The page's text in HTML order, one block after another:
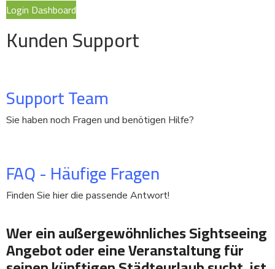
Login Dashboard
Kunden Support
Support Team
Sie haben noch Fragen und benötigen Hilfe?
FAQ - Häufige Fragen
Finden Sie hier die passende Antwort!
Wer ein außergewöhnliches Sightseeing
Angebot oder eine Veranstaltung für